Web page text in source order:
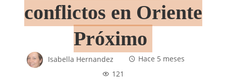
conflictos en Oriente
Próximo
Isabella Hernandez
Hace 5 meses
121